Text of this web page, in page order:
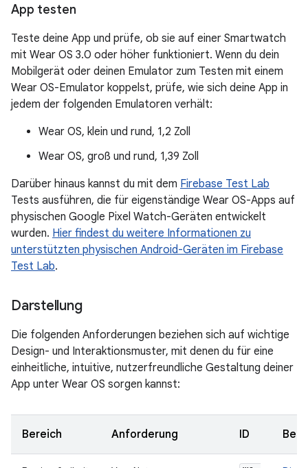
App testen
Teste deine App und prüfe, ob sie auf einer Smartwatch
mit Wear OS 3.0 oder höher funktioniert. Wenn du dein
Mobilgerät oder deinen Emulator zum Testen mit einem
Wear OS-Emulator koppelst, prüfe, wie sich deine App in
jedem der folgenden Emulatoren verhält:
Wear OS, klein und rund, 1,2 Zoll
Wear OS, groß und rund, 1,39 Zoll
Darüber hinaus kannst du mit dem Firebase Test Lab
Tests ausführen, die für eigenständige Wear OS-Apps auf
physischen Google Pixel Watch-Geräten entwickelt
wurden. Hier findest du weitere Informationen zu
unterstützten physischen Android-Geräten im Firebase
Test Lab.
Darstellung
Die folgenden Anforderungen beziehen sich auf wichtige
Design- und Interaktionsmuster, mit denen du für eine
einheitliche, intuitive, nutzerfreundliche Gestaltung deiner
App unter Wear OS sorgen kannst:
Bereich Anforderung ID